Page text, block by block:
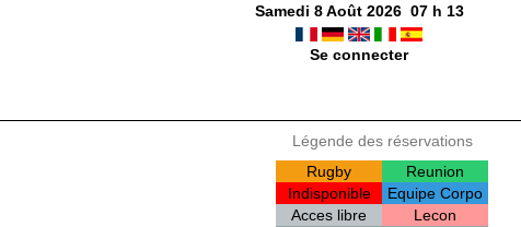
Samedi 8 Août 2026 07h 13
Se connecter
Légende des réservations
Rugby
Reunion
Indisponible
Equipe Corpo
Acces libre
Lecon